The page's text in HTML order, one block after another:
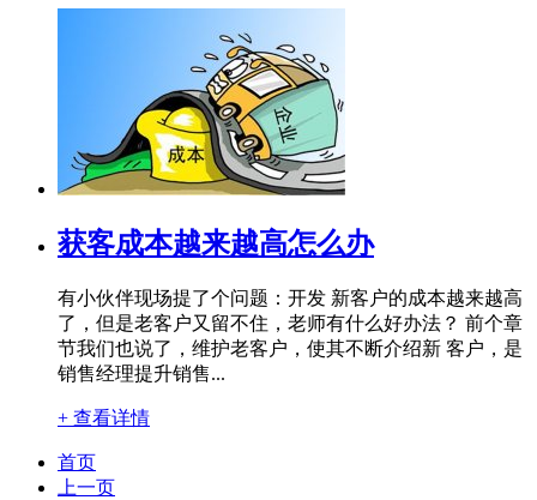
获客成本越来越高怎么办
有小伙伴现场提了个问题：开发 新客户的成本越来越高
了，但是老客户又留不住，老师有什么好办法？ 前个章
节我们也说了，维护老客户，使其不断介绍新 客户，是
销售经理提升销售...
+ 查看详情
首页
上一页